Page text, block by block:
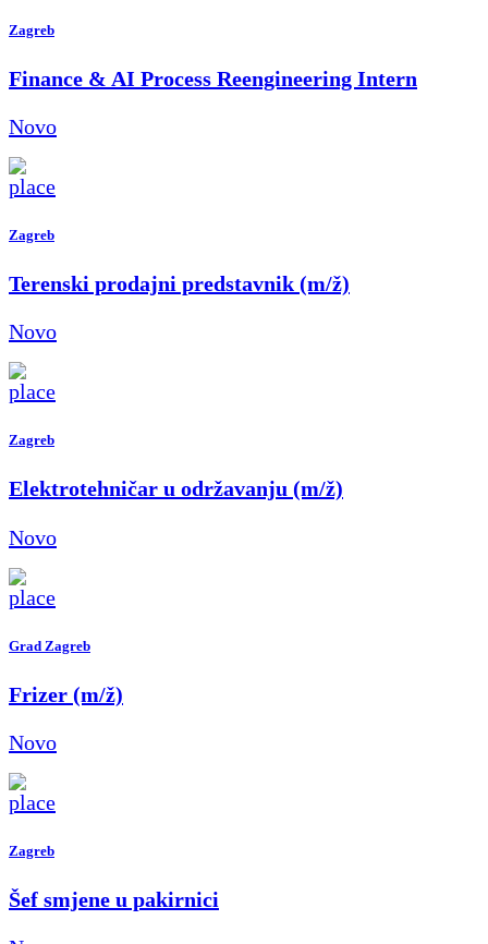
Zagreb
Finance & AI Process Reengineering Intern
Novo
Zagreb
Terenski prodajni predstavnik (m/ž)
Novo
Zagreb
Elektrotehničar u održavanju (m/ž)
Novo
Grad Zagreb
Frizer (m/ž)
Novo
Zagreb
Šef smjene u pakirnici